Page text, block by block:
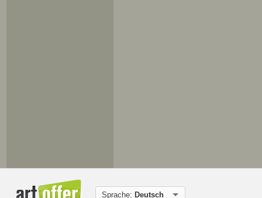
Sprache: Deutsch